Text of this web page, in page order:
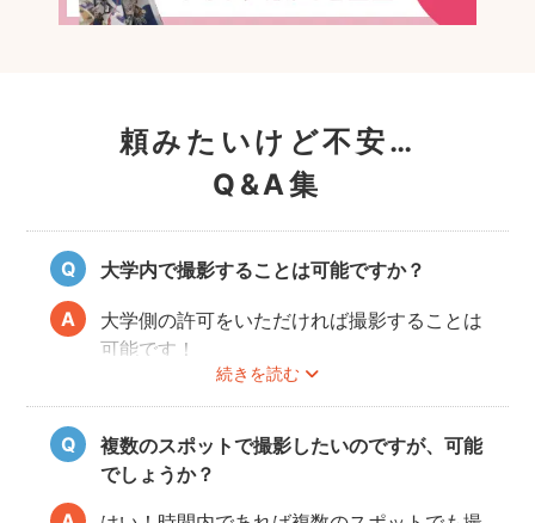
頼みたいけど不安…
Q&A集
大学内で撮影することは可能ですか？
続きを読む
大学側の許可をいただければ撮影することは
可能です！
事前にユーザーご自身で必ず大学に撮影可否
のご確認をお願いいたします。
撮影許可の取り方はこちら
複数のスポットで撮影したいのですが、可能
でしょうか？